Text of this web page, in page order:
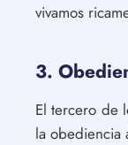
vivamos
3.
El tercero de
la obediencia